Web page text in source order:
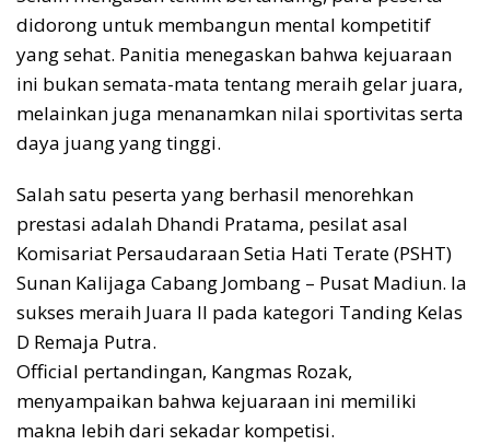
didorong untuk membangun mental kompetitif
yang sehat. Panitia menegaskan bahwa kejuaraan
ini bukan semata-mata tentang meraih gelar juara,
melainkan juga menanamkan nilai sportivitas serta
daya juang yang tinggi.
Salah satu peserta yang berhasil menorehkan
prestasi adalah Dhandi Pratama, pesilat asal
Komisariat Persaudaraan Setia Hati Terate (PSHT)
Sunan Kalijaga Cabang Jombang – Pusat Madiun. Ia
sukses meraih Juara II pada kategori Tanding Kelas
D Remaja Putra.
Official pertandingan, Kangmas Rozak,
menyampaikan bahwa kejuaraan ini memiliki
makna lebih dari sekadar kompetisi.